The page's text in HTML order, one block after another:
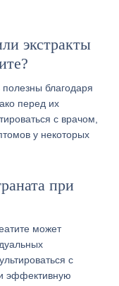
экстракты
полезны благодаря
перед их
с врачом,
у некоторых
при
может
с
эффективную